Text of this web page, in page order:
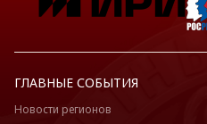
ГЛАВНЫЕ СОБЫТИЯ
Новости регионов